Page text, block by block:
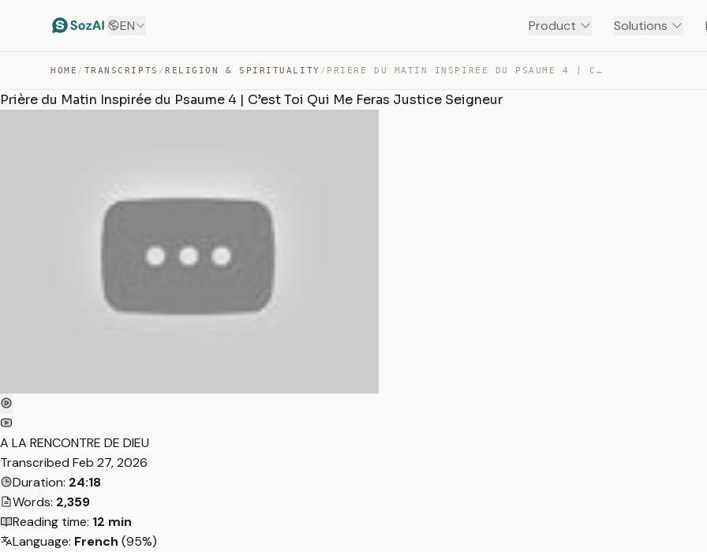
EN Product Solutions
HOME / TRANSCRIPTS /RELIGION & SPIRITUALITY / PRIÈRE DU MATIN INSPIRÉE DU PSAUME 4 | C’EST TOI QUI ME… — TRANSCRIPT
Prière du Matin Inspirée du Psaume 4 | C’est Toi Qui Me Feras Justice Seigneur
A LA RENCONTRE DE DIEU
Transcribed Feb 27, 2026
Duration: 24:18
Words: 2,359
Reading time: 12 min
Language: French (95%)